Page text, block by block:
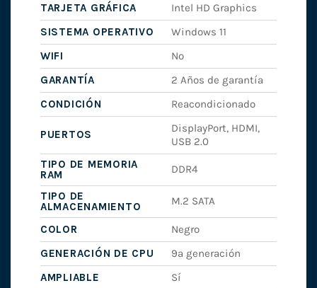
TARJETA GRÁFICA
Intel HD Graphics
SISTEMA OPERATIVO
Windows 11
WIFI
No
GARANTÍA
2 Años de garantía
CONDICIÓN
Reacondicionado
PUERTOS
DisplayPort, HDMI,
USB 2.0
TIPO DE MEMORIA
RAM
DDR4
TIPO DE
ALMACENAMIENTO
M.2 SATA
COLOR
Negro
GENERACIÓN DE CPU
9ª generación
AMPLIABLE
Sí